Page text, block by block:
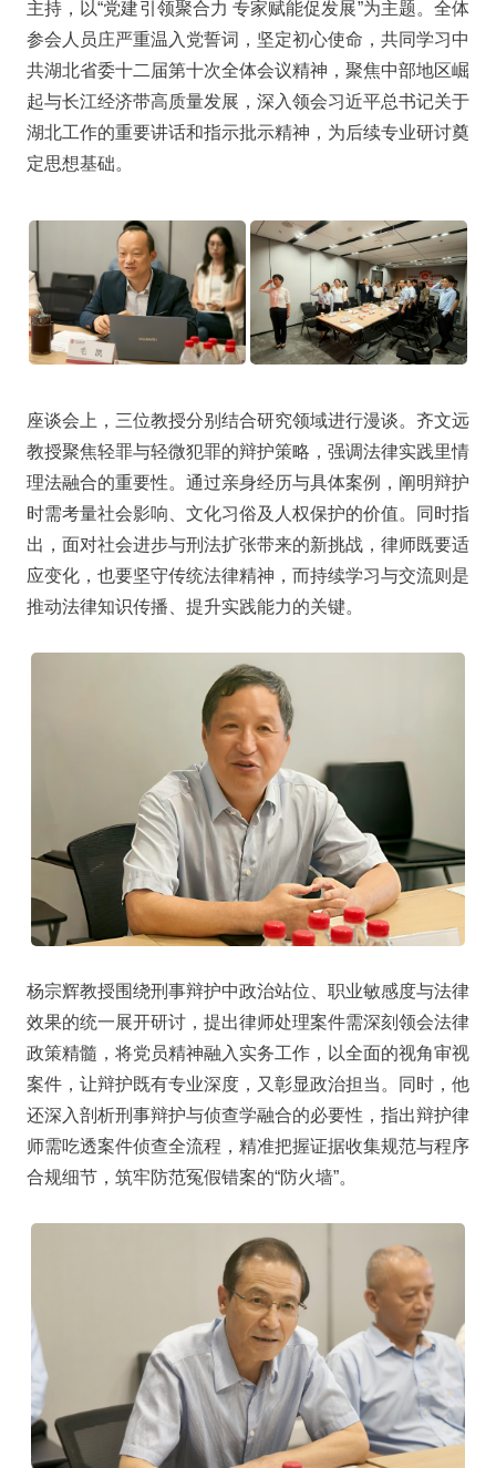
主持，以“党建引领聚合力 专家赋能促发展”为主题。全体
参会人员庄严重温入党誓词，坚定初心使命，共同学习中
共湖北省委十二届第十次全体会议精神，聚焦中部地区崛
起与长江经济带高质量发展，深入领会习近平总书记关于
湖北工作的重要讲话和指示批示精神，为后续专业研讨奠
定思想基础。
座谈会上，三位教授分别结合研究领域进行漫谈。齐文远
教授聚焦轻罪与轻微犯罪的辩护策略，强调法律实践里情
理法融合的重要性。通过亲身经历与具体案例，阐明辩护
时需考量社会影响、文化习俗及人权保护的价值。同时指
出，面对社会进步与刑法扩张带来的新挑战，律师既要适
应变化，也要坚守传统法律精神，而持续学习与交流则是
推动法律知识传播、提升实践能力的关键。
杨宗辉教授围绕刑事辩护中政治站位、职业敏感度与法律
效果的统一展开研讨，提出律师处理案件需深刻领会法律
政策精髓，将党员精神融入实务工作，以全面的视角审视
案件，让辩护既有专业深度，又彰显政治担当。同时，他
还深入剖析刑事辩护与侦查学融合的必要性，指出辩护律
师需吃透案件侦查全流程，精准把握证据收集规范与程序
合规细节，筑牢防范冤假错案的“防火墙”。